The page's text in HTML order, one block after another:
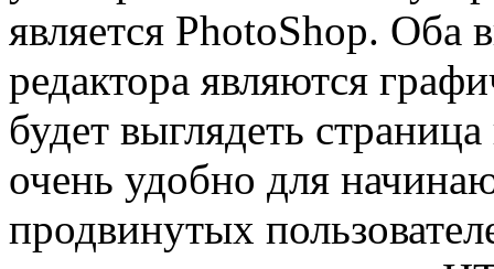
является PhotoShop.
редактора являются
будет выглядеть
очень удобно для
продвинутых